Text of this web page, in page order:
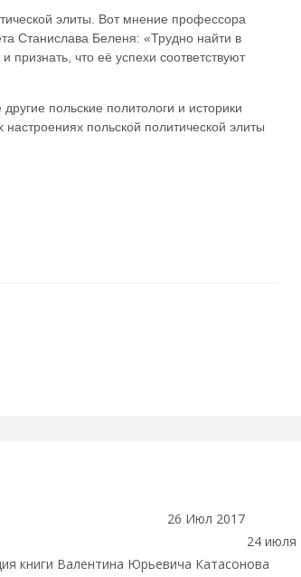
элиты. Вот мнение профессора
Станислава Беленя: «Трудно найти в
что её успехи соответствуют
польские политологи и историки
польской политической элиты
26 Июл 2017
24 июля
книги Валентина Юрьевича Катасонова